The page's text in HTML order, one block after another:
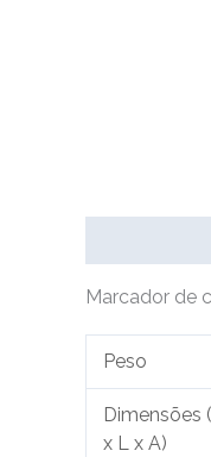
Marcador de
Peso
Dimensões
x L x A)